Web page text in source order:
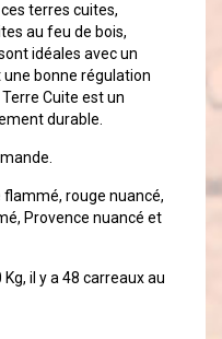
terres cuites,
au feu de bois,
idéales avec un
bonne régulation
Cuite est un
durable.
rouge nuancé,
Provence nuancé et
il y a 48 carreaux au